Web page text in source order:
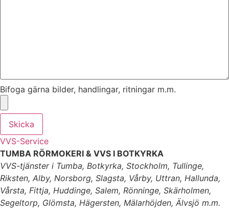
Bifoga gärna bilder, handlingar, ritningar m.m.
Skicka
VVS-Service
TUMBA RÖRMOKERI & VVS I BOTKYRKA
VVS-tjänster i Tumba, Botkyrka, Stockholm, Tullinge,
Riksten, Alby, Norsborg, Slagsta, Vårby, Uttran, Hallunda,
Vårsta, Fittja, Huddinge, Salem, Rönninge, Skärholmen,
Segeltorp, Glömsta, Hägersten, Mälarhöjden, Älvsjö m.m.